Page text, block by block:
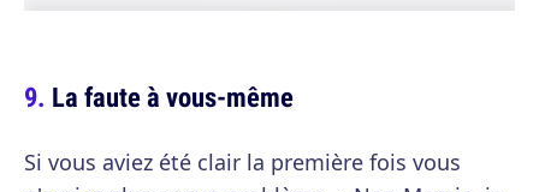
La faute à vous-même
Si vous aviez été clair la première fois vous